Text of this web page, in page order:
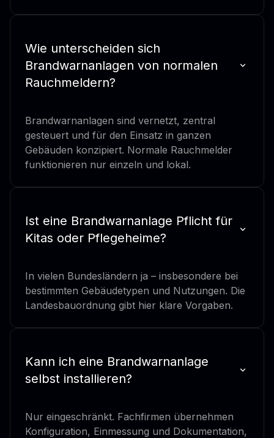
Wie unterscheiden sich
Brandwarnanlagen von normalen
Rauchmeldern?
Brandwarnanlagen sind vernetzt, zentral
gesteuert und für den Einsatz in ganzen
Gebäuden konzipiert. Normale Rauchmelder
funktionieren nur einzeln und lokal.
Ist eine Brandwarnanlage Pflicht für
Kitas oder Pflegeheime?
In vielen Bundesländern ja – insbesondere bei
bestimmten Gebäudetypen und Nutzungen. Die
Landesbauordnung gibt hier klare Vorgaben.
Kann ich eine Brandwarnanlage
selbst installieren?
Nur eingeschränkt. Fachfirmen übernehmen
Konfiguration, Einmessung und Dokumentation,